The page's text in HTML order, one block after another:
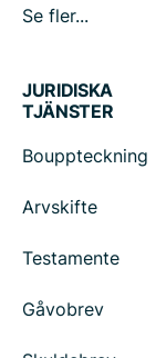
Se fler...
JURIDISKA
TJÄNSTER
Bouppteckning
Arvskifte
Testamente
Gåvobrev